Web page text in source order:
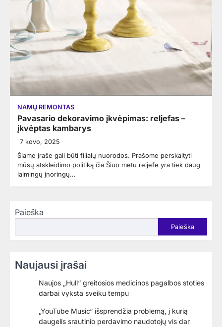
NAMŲ REMONTAS
Pavasario dekoravimo įkvėpimas: reljefas –
įkvėptas kambarys
7 kovo, 2025
Šiame įraše gali būti filialų nuorodos. Prašome perskaityti
mūsų atskleidimo politiką čia Šiuo metu reljefe yra tiek daug
laimingų įnoringų…
Paieška
Paieška
Naujausi įrašai
Naujos „Hull“ greitosios medicinos pagalbos stoties
darbai vyksta sveiku tempu
„YouTube Music“ išsprendžia problemą, į kurią
daugelis srautinio perdavimo naudotojų vis dar